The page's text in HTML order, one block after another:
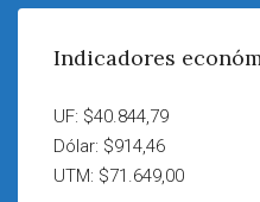
Indicadores
UF: $40.844,79
Dólar: $914,46
UTM: $71.649,00